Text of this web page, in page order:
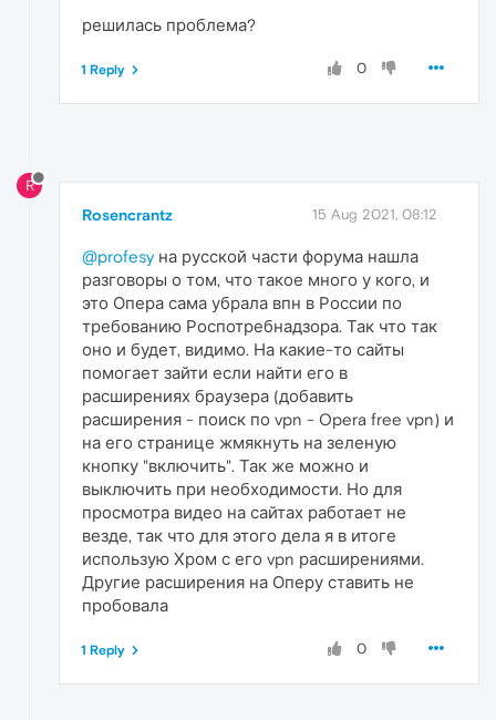
решилась проблема?
0
1 Reply
R
Rosencrantz 15 Aug 2021, 08:12
@profesyна русской части форума нашла
разговоры о том, что такое много у кого, и
это Опера сама убрала впн в России по
требованию Роспотребнадзора. Так что так
оно и будет, видимо. На какие-то сайты
помогает зайти если найти его в
расширениях браузера (добавить
расширения - поиск по vpn - Opera free vpn) и
на его странице жмякнуть на зеленую
кнопку "включить". Так же можно и
выключить при необходимости. Но для
просмотра видео на сайтах работает не
везде, так что для этого дела я в итоге
использую Хром с его vpn расширениями.
Другие расширения на Оперу ставить не
пробовала
0
1 Reply